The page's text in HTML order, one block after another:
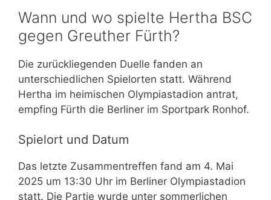
Wann und wo spielte Hertha BSC
gegen Greuther Fürth?
Die zurückliegenden Duelle fanden an
unterschiedlichen Spielorten statt. Während
Hertha im heimischen Olympiastadion antrat,
empfing Fürth die Berliner im Sportpark Ronhof.
Spielort und Datum
Das letzte Zusammentreffen fand am 4. Mai
2025 um 13:30 Uhr im Berliner Olympiastadion
statt. Die Partie wurde unter sommerlichen